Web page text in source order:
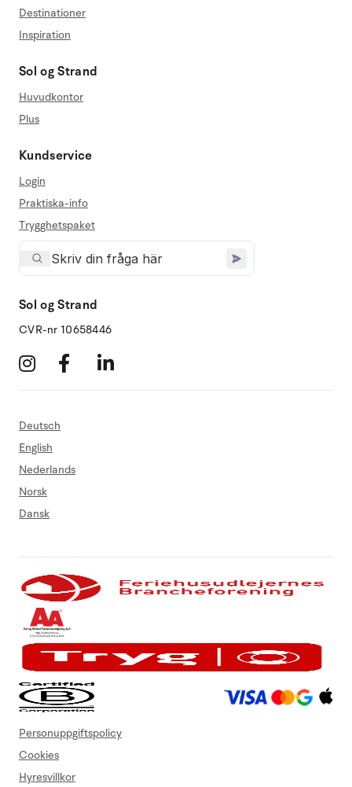
Destinationer
Inspiration
Sol og Strand
Huvudkontor
Plus
Kundservice
Login
Praktiska-info
Trygghetspaket
Sol og Strand
CVR-nr 10658446
Deutsch
English
Nederlands
Norsk
Dansk
Personuppgiftspolicy
Cookies
Hyresvillkor